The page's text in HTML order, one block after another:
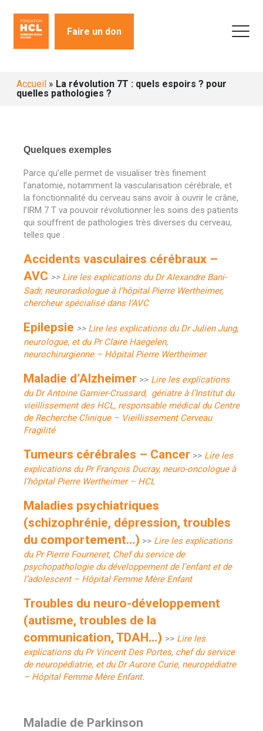
Faire un don
Accueil » La révolution 7T : quels espoirs ? pour
quelles pathologies ?
Quelques exemples
Parce qu’elle permet de visualiser très finement
l’anatomie, notamment la vascularisation cérébrale, et
la fonctionnalité du cerveau sans avoir à ouvrir le crâne,
l’IRM 7 T va pouvoir révolutionner les soins des patients
qui souffrent de pathologies très diverses du cerveau,
telles que :
Accidents vasculaires cérébraux –
AVC >> Lire les explications du Dr Alexandre Bani-
Sadr, neuroradiologue à l’hôpital Pierre Wertheimer,
chercheur spécialisé dans l’AVC
Epilepsie >> Lire les explications du Dr Julien Jung,
neurologue, et du Pr Claire Haegelen,
neurochirurgienne – Hôpital Pierre Wertheimer
Maladie d’Alzheimer >> Lire les explications
du Dr Antoine Garnier-Crussard, gériatre à l’Institut du
vieillissement des HCL, responsable médical du Centre
de Recherche Clinique – Vieillissement Cerveau
Fragilité
Tumeurs cérébrales – Cancer >> Lire les
explications du Pr François Ducray, neuro-oncologue à
l’hôpital Pierre Wertheimer – HCL
Maladies psychiatriques
(schizophrénie, dépression, troubles
du comportement…) >> Lire les explications
du Pr Pierre Fourneret, Chef du service de
psychopathologie du développement de l’enfant et de
l’adolescent – Hôpital Femme Mère Enfant
Troubles du neuro-développement
(autisme, troubles de la
communication, TDAH…) >> Lire les
explications du Pr Vincent Des Portes, chef du service
de neuropédiatrie, et du Dr Aurore Curie, neuropédiatre
– Hôpital Femme Mère Enfant.
Maladie de Parkinson